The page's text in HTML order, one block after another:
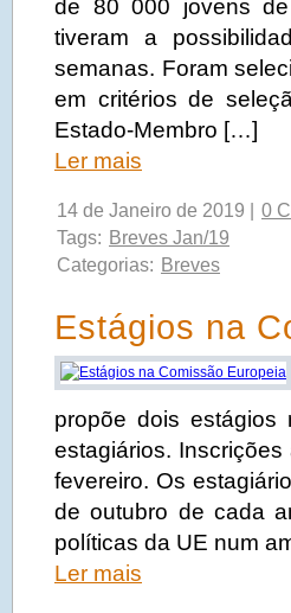
de 80 000 jovens
tiveram a
semanas. Foram
em critérios de
Estado-Membro […]
Ler mais
14 de Janeiro de 2019 |
0
Tags: Breves Jan/19
Categorias: Breves
Estágios na
propõe dois
estagiários.
fevereiro. Os
de outubro de cada
políticas da UE num
Ler mais